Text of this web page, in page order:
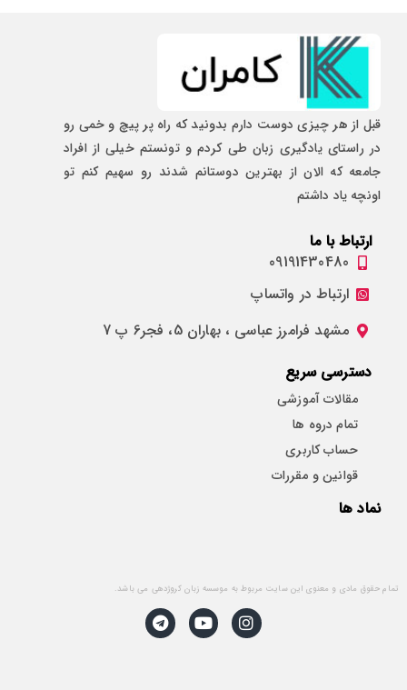
قبل از هر چیزی دوست دارم بدونید که راه پر پیچ و خمی رو
در راستای یادگیری زبان طی کردم و تونستم خیلی از افراد
جامعه که الان از بهترین دوستانم شدند رو سهیم کنم تو
اونچه یاد داشتم
ارتباط با ما
09191430480
ارتباط در واتساپ
مشهد فرامرز عباسی ، بهاران 5، فجر6 پ 7
دسترسی سریع
مقالات آموزشی
تمام دروه ها
حساب کاربری
قوانین و مقررات
نماد ها
تمام حقوق مادی و معنوی این سایت مربوط به موسسه زبان کروژدهی می باشد.